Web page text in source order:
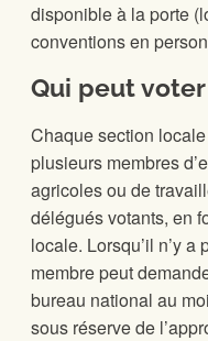
disponible à la porte
conventions en
Qui peut voter
Chaque section
plusieurs membres
agricoles ou de
délégués votants, en
locale. Lorsqu’il n’y
membre peut
bureau national au
sous réserve de